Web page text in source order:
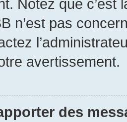
Notez que c’est
n’est pas
avertissement.
des